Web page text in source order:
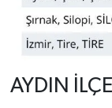
AYDIN